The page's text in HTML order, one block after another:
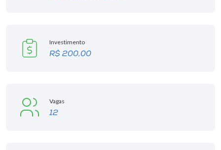
Investimento
R$ 200,00
Vagas
12